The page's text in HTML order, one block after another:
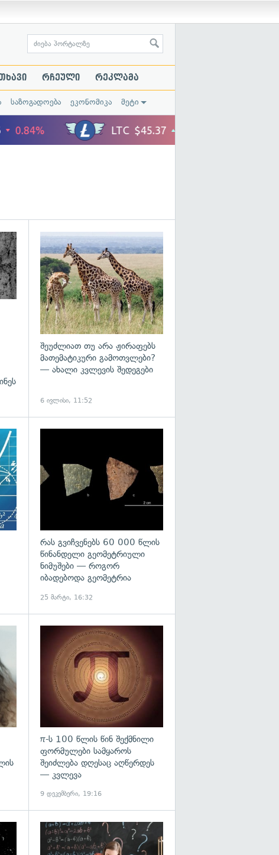
რჩეული რეკლამა
საზოგადოება ეკონომიკა მეტი
გადახედვა
შეუძლიათ თუ არა ჟირაფებს
მათემატიკური გამოთვლები?
— ახალი კვლევის შედეგები
6 ივლისი, 11:52
რას გვიჩვენებს 60 000 წლის
წინანდელი გეომეტრიული
ნიმუშები — როგორ
იბადებოდა გეომეტრია
25 მარტი, 16:32
გადახედვა
π-ს 100 წლის წინ შექმნილი
ფორმულები სამყაროს
შეიძლება დღესაც აღწერდეს
— კვლევა
9 დეკემბერი, 19:16
გადახედვა